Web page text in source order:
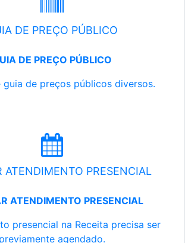
DE PREÇO PÚBLICO
DE PREÇO PÚBLICO
guia de preços públicos diversos.
ATENDIMENTO PRESENCIAL
ATENDIMENTO PRESENCIAL
presencial na Receita precisa ser
previamente agendado.